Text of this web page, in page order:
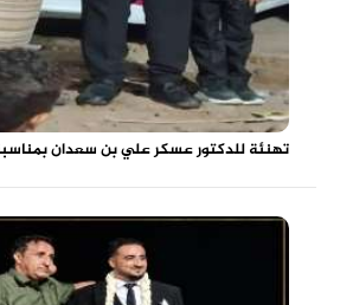
تهنئة للدكتور عسكر علي بن سعدان